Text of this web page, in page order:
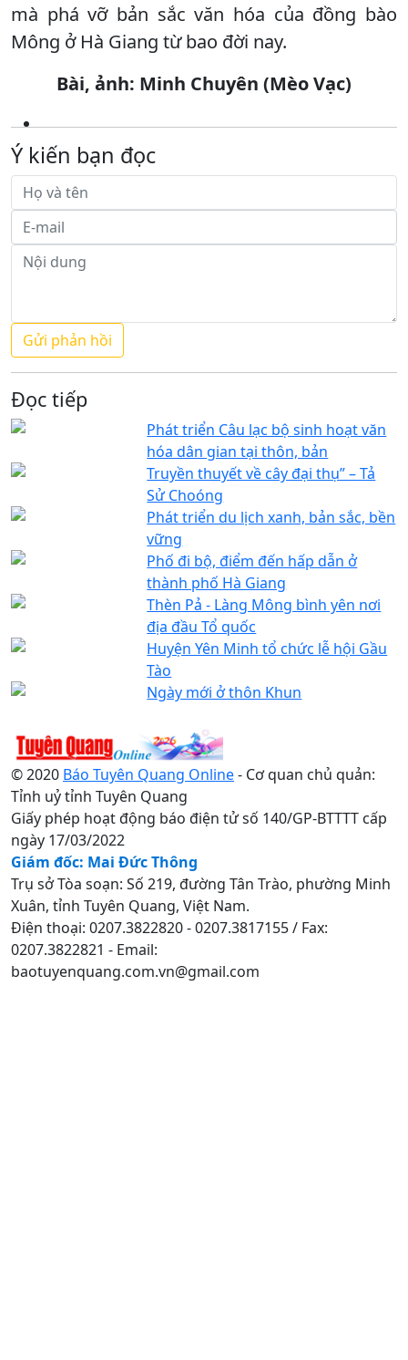
mà phá vỡ bản sắc văn hóa của đồng bào
Mông ở Hà Giang từ bao đời nay.
Bài, ảnh: Minh Chuyên (Mèo Vạc)
Ý kiến bạn đọc
Đọc tiếp
Phát triển Câu lạc bộ sinh hoạt văn
hóa dân gian tại thôn, bản
Truyền thuyết về cây đại thụ” – Tả
Sử Choóng
Phát triển du lịch xanh, bản sắc, bền
vững
Phố đi bộ, điểm đến hấp dẫn ở
thành phố Hà Giang
Thèn Pả - Làng Mông bình yên nơi
địa đầu Tổ quốc
Huyện Yên Minh tổ chức lễ hội Gầu
Tào
Ngày mới ở thôn Khun
© 2020 Báo Tuyên Quang Online- Cơ quan chủ quản:
Tỉnh uỷ tỉnh Tuyên Quang
Giấy phép hoạt động báo điện tử số 140/GP-BTTTT cấp
ngày 17/03/2022
Giám đốc: Mai Đức Thông
Trụ sở Tòa soạn: Số 219, đường Tân Trào, phường Minh
Xuân, tỉnh Tuyên Quang, Việt Nam.
Điện thoại: 0207.3822820 - 0207.3817155 / Fax:
0207.3822821 - Email:
baotuyenquang.com.vn@gmail.com